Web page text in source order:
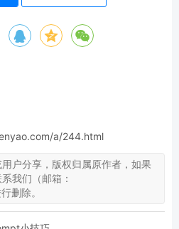
a/244.html
户分享，版权归属原作者，如果
我们（邮箱：
删除。